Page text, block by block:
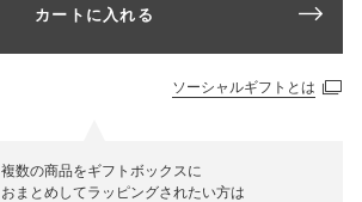
カートに入れる
ソーシャルギフトとは
複数の商品をギフトボックスに
おまとめしてラッピングされたい方は